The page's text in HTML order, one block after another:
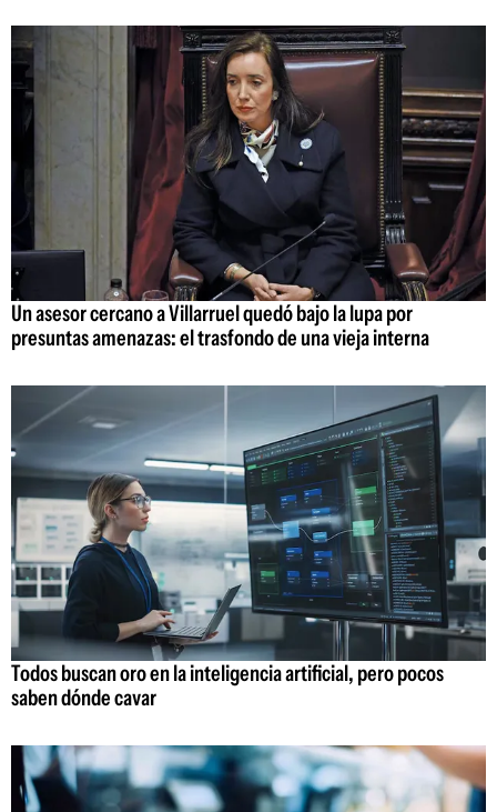
Un asesor cercano a Villarruel quedó bajo la lupa por
presuntas amenazas: el trasfondo de una vieja interna
Todos buscan oro en la inteligencia artificial, pero pocos
saben dónde cavar